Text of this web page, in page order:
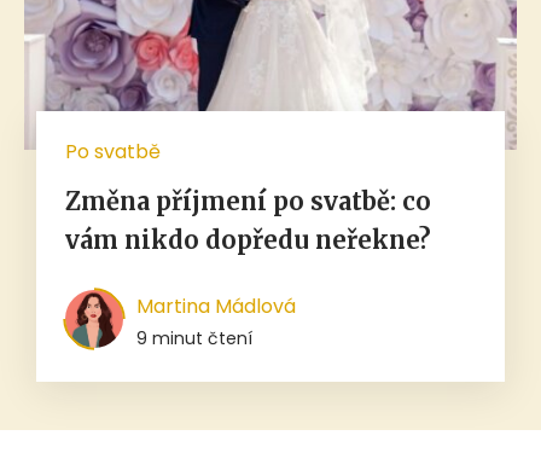
Po svatbě
Změna příjmení po svatbě: co
vám nikdo dopředu neřekne?
Martina Mádlová
9 minut čtení